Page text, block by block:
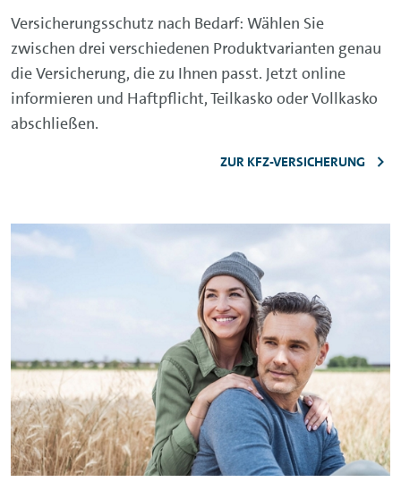
Versicherungsschutz nach Bedarf: Wählen Sie
zwischen drei verschiedenen Produktvarianten genau
die Versicherung, die zu Ihnen passt. Jetzt online
informieren und Haftpflicht, Teilkasko oder Vollkasko
abschließen.
ZUR KFZ-VERSICHERUNG